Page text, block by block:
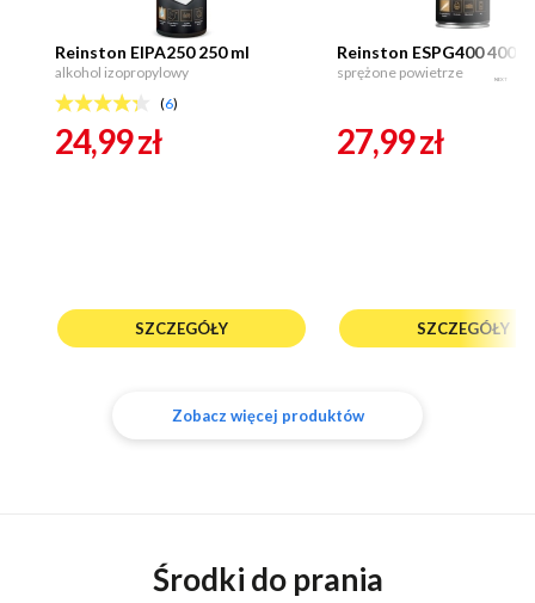
Reinston EIPA250 250 ml
alkohol izopropylowy
(6)
24,99zł
SZCZEGÓŁY
Reinston ESPG400 400ml
sprężone powietrze
27,99zł
SZCZEGÓŁY
NEXT
Zobacz więcej produktów
Środki do prania